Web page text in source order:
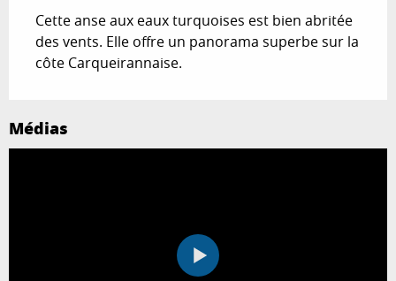
Cette anse aux eaux turquoises est bien abritée
des vents. Elle offre un panorama superbe sur la
côte Carqueirannaise.
Médias